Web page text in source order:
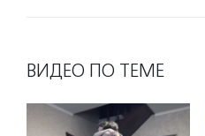
ВИДЕО ПО ТЕМЕ